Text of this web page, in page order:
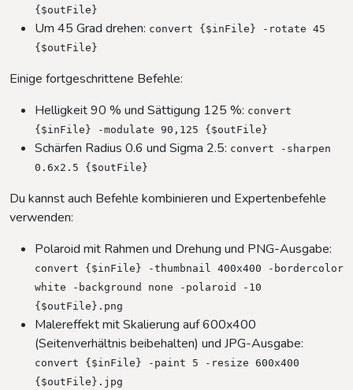
{$outFile}
Um 45 Grad drehen: convert {$inFile} -rotate 45
{$outFile}
Einige fortgeschrittene Befehle:
Helligkeit 90 % und Sättigung 125 %: convert
{$inFile} -modulate 90,125 {$outFile}
Schärfen Radius 0.6 und Sigma 2.5: convert -sharpen
0.6x2.5 {$outFile}
Du kannst auch Befehle kombinieren und Expertenbefehle
verwenden:
Polaroid mit Rahmen und Drehung und PNG-Ausgabe:
convert {$inFile} -thumbnail 400x400 -bordercolor
white -background none -polaroid -10
{$outFile}.png
Malereffekt mit Skalierung auf 600x400
(Seitenverhältnis beibehalten) und JPG-Ausgabe:
convert {$inFile} -paint 5 -resize 600x400
{$outFile}.jpg